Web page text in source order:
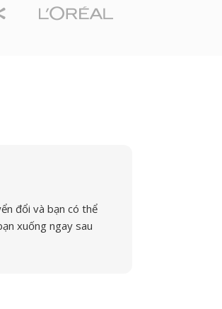
đổi và bạn có thể
xuống ngay sau